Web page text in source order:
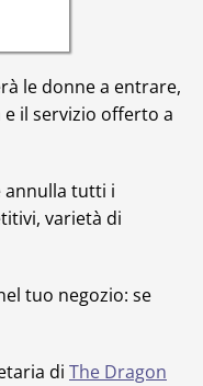
le donne a entrare,
il servizio offerto a
annulla tutti i
varietà di
tuo negozio: se
di The Dragon